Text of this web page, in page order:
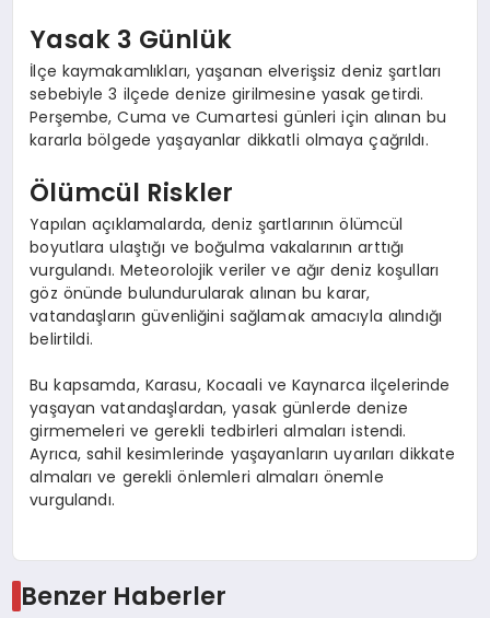
Yasak 3 Günlük
İlçe kaymakamlıkları, yaşanan elverişsiz deniz şartları
sebebiyle 3 ilçede denize girilmesine yasak getirdi.
Perşembe, Cuma ve Cumartesi günleri için alınan bu
kararla bölgede yaşayanlar dikkatli olmaya çağrıldı.
Ölümcül Riskler
Yapılan açıklamalarda, deniz şartlarının ölümcül
boyutlara ulaştığı ve boğulma vakalarının arttığı
vurgulandı. Meteorolojik veriler ve ağır deniz koşulları
göz önünde bulundurularak alınan bu karar,
vatandaşların güvenliğini sağlamak amacıyla alındığı
belirtildi.
Bu kapsamda, Karasu, Kocaali ve Kaynarca ilçelerinde
yaşayan vatandaşlardan, yasak günlerde denize
girmemeleri ve gerekli tedbirleri almaları istendi.
Ayrıca, sahil kesimlerinde yaşayanların uyarıları dikkate
almaları ve gerekli önlemleri almaları önemle
vurgulandı.
Benzer Haberler